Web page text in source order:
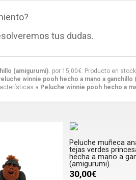
(amigurumi). por 15,00€. Producto en
winnie pooh hecho a mano a ganchillo
a Peluche winnie pooh hecho a
tus dudas.
Peluche muñeca
tejas verdes
hecha a mano a
(amigurumi).
30,00€